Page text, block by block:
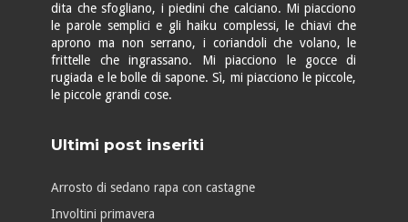
dita che sfogliano, i piedini che calciano. Mi piacciono
le parole semplici e gli haiku complessi, le chiavi che
aprono ma non serrano, i coriandoli che volano, le
frittelle che ingrassano. Mi piacciono le gocce di
rugiada e le bolle di sapone. Sì, mi piacciono le piccole,
le piccole grandi cose.
Ultimi post inseriti
Arrosto di sedano rapa con castagne
Involtini primavera